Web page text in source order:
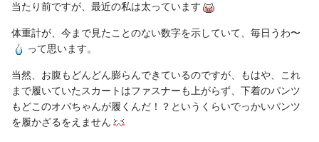
当たり前ですが、最近の私は太っています
体重計が、今まで見たことのない数字を示していて、毎日うわ〜
って思います。
当然、お腹もどんどん膨らんできているのですが、もはや、これ
まで履いていたスカートはファスナーも上がらず、下着のパンツ
もどこのオバちゃんが履くんだ！？というくらいでっかいパンツ
を履かざるをえません